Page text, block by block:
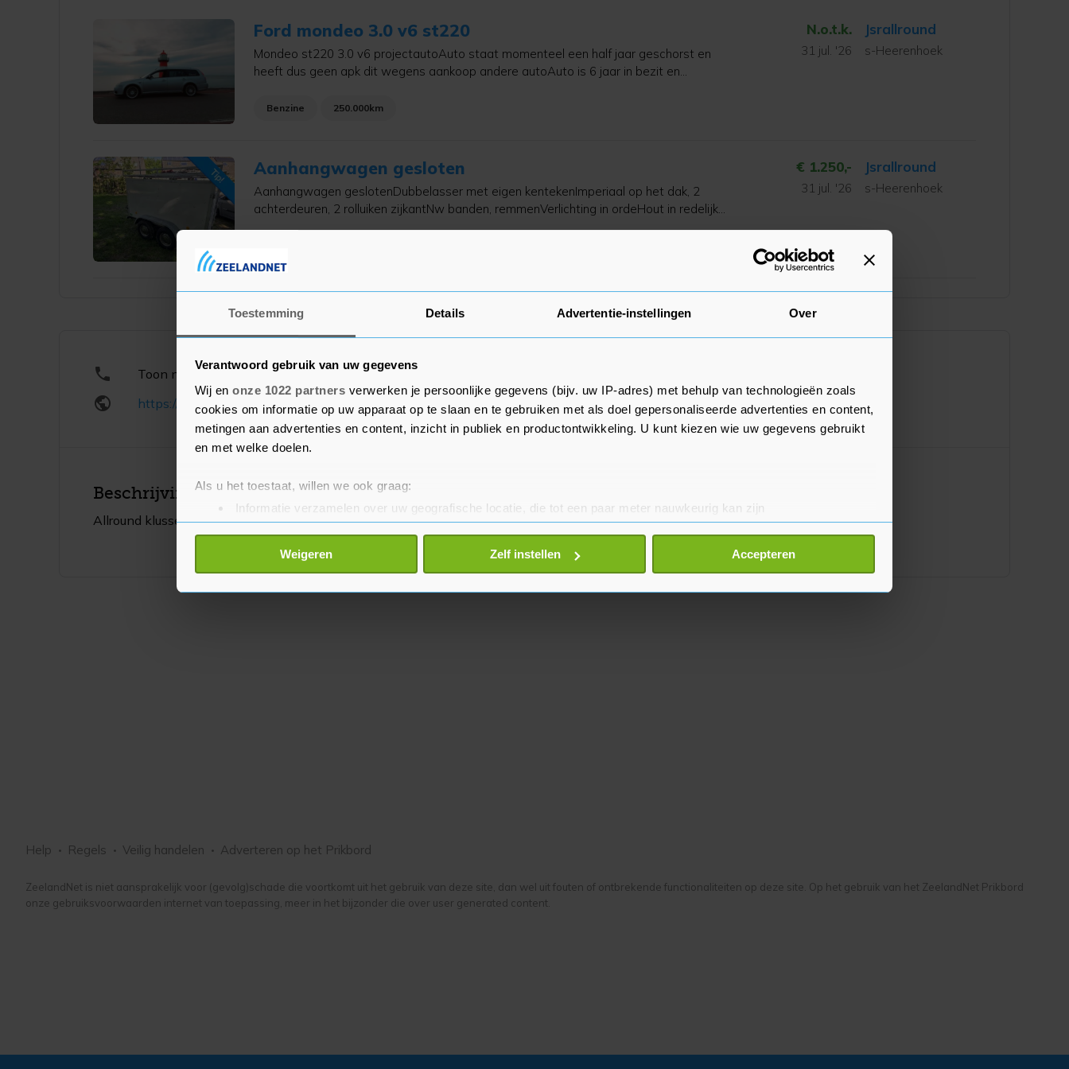
Toestemming Details Advertentie-instellingen Over
Verantwoord gebruik van uw gegevens
Wij en onze 1022 partners verwerken je persoonlijke gegevens (bijv. uw IP-adres) met behulp van technologieën zoals
cookies om informatie op uw apparaat op te slaan en te gebruiken met als doel gepersonaliseerde advertenties en content,
metingen aan advertenties en content, inzicht in publiek en productontwikkeling. U kunt kiezen wie uw gegevens gebruikt
en met welke doelen.
Als u het toestaat, willen we ook graag:
Informatie verzamelen over uw geografische locatie, die tot een paar meter nauwkeurig kan zijn
Uw apparaat identificeren door het actief te scannen op specifieke eigenschappen (fingerprinting)
Lees meer over hoe uw persoonlijke gegevens worden verwerkt en stel uw voorkeuren in het
detailgedeelte
toestemming op elk moment wijzigen of intrekken in de Cookieverklaring.
Weigeren Zelf instellen Accepteren
Ford mondeo 3.0 v6 st220
Mondeo st220 3.0 v6 projectautoAuto staat momenteel een half jaar geschorst en
heeft dus geen apk dit wegens aankoop andere autoAuto is 6 jaar in bezit en
aangepaktOa motorrevisie gehadRadiateur en aircocondensor en pom...
Benzine 250.000km
N.o.t.k.
s-Heerenhoek
Jsrallround
31 jul. '26
Aanhangwagen gesloten
Aanhangwagen geslotenDubbelasser met eigen kentekenImperiaal op het dak, 2
achterdeuren, 2 rolluiken zijkantNw banden, remmenVerlichting in ordeHout in redelijke
staat
€ 1.250,-
s-Heerenhoek
Jsrallround
31 jul. '26
phone_rounded
Toon nummer
public_rounded
https://www.jsr-allround.nl/
Beschrijving
Allround klussenbedrijf/Aannemer
Help Regels Veilig handelen Adverteren op het Prikbord
ZeelandNet is niet aansprakelijk voor (gevolg)schade die voortkomt uit het gebruik van deze site, dan wel uit fouten of ontbrekende functionaliteiten op deze site. Op het gebruik van het ZeelandNet Prikbord
onze gebruiksvoorwaarden internet van toepassing, meer in het bijzonder die over user generated content.